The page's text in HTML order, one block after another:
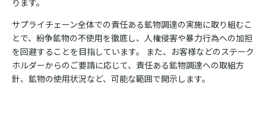
ります。
サプライチェーン全体での責任ある鉱物調達の実施に取り組むこ
とで、紛争鉱物の不使用を徹底し、人権侵害や暴力行為への加担
を回避することを目指しています。 また、お客様などのステーク
ホルダーからのご要請に応じて、責任ある鉱物調達への取組方
針、鉱物の使用状況など、可能な範囲で開示します。